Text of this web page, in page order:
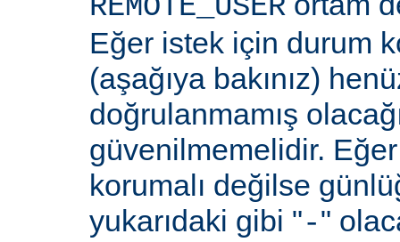
REMOTE_USER
Eğer istek için durum
(aşağıya bakınız)
doğrulanmamış
güvenilmemelidir.
korumalı değilse
yukarıdaki gibi "-"